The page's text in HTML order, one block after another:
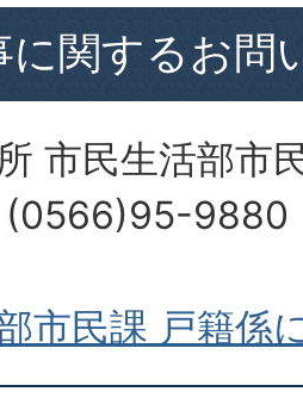
に関するお問
市民生活部市
(0566)95-9880
市民課 戸籍係